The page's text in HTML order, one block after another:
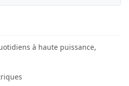
à haute puissance,